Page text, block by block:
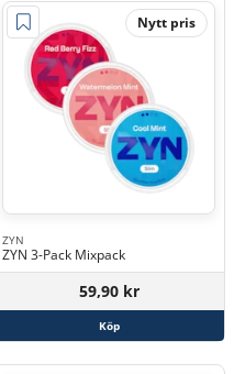
Nytt pris
ZYN
ZYN 3-Pack Mixpack
59,90 kr
Köp